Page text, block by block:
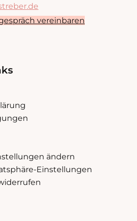
vereinbaren
ändern
Einstellungen